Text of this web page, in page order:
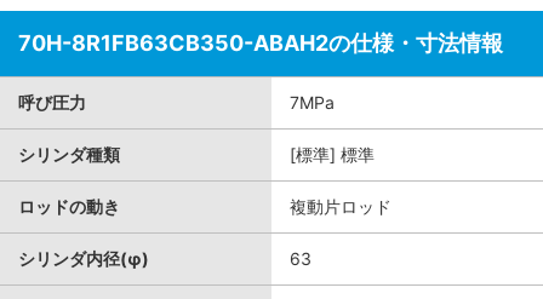
70H-8R1FB63CB350-ABAH2の仕様・寸法情報
呼び圧力 7MPa
シリンダ種類 [標準] 標準
ロッドの動き 複動片ロッド
シリンダ内径(φ) 63